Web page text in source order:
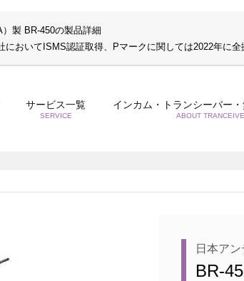
製 BR-450の製品詳細
おいてISMS認証取得、Pマークに関しては2022年に全
サービス一覧
SERVICE
インカム・トランシーバー
ABOUT
日本ア
BR-